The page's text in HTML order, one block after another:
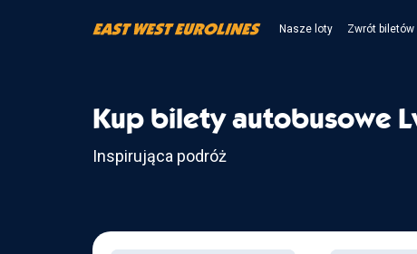
Nasze loty Zwrót biletów
Kup bilety autobusowe
Inspirująca podróż